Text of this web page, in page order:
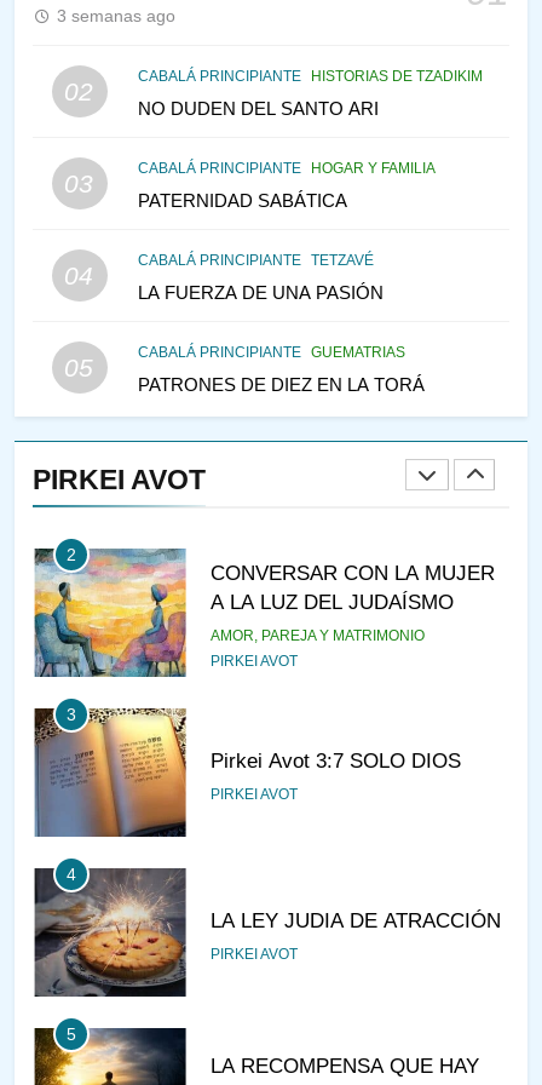
3 semanas ago
02
CABALÁ PRINCIPIANTE HISTORIAS DE TZADIKIM
NO DUDEN DEL SANTO ARI
03
CABALÁ PRINCIPIANTE HOGAR Y FAMILIA
PATERNIDAD SABÁTICA
04
CABALÁ PRINCIPIANTE TETZAVÉ
LA FUERZA DE UNA PASIÓN
05
CABALÁ PRINCIPIANTE GUEMATRIAS
PATRONES DE DIEZ EN LA TORÁ
PIRKEI AVOT
146
VEAMOS ¿POR QUÉ
IEHOSHÚA? Y LA QUEJA DE
1
RAZI ¿QUIÉN ES SABIO?
2
CONVERSAR CON LA MUJER
A LA LUZ DEL JUDAÍSMO
AMOR, PAREJA Y MATRIMONIO
PIRKEI AVOT
3
Pirkei Avot 3:7 SOLO DIOS
PIRKEI AVOT
4
LA LEY JUDIA DE ATRACCIÓN
PIRKEI AVOT
5
LA RECOMPENSA QUE HAY